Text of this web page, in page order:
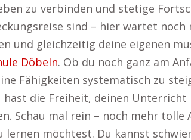
zu verbinden und stetige
sind – hier wartet noch
und gleichzeitig deine eigenen
Döbeln. Ob du noch ganz am
Fähigkeiten systematisch zu
die Freiheit, deinen
Schau mal rein – noch mehr tolle
möchtest. Du kannst